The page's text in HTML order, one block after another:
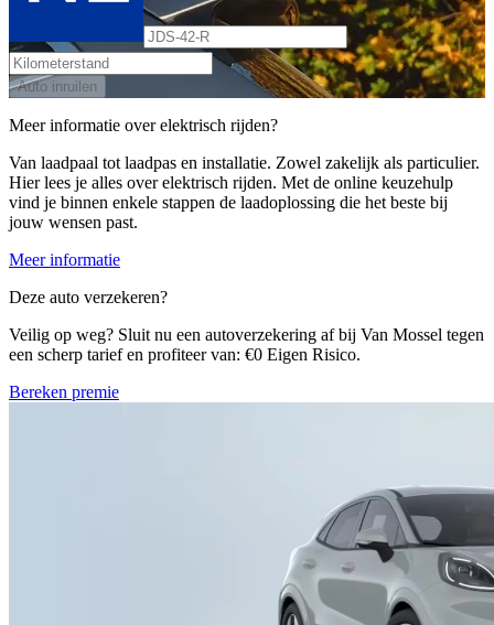
Auto inruilen
Meer informatie over elektrisch rijden?
Van laadpaal tot laadpas en installatie. Zowel zakelijk als particulier.
Hier lees je alles over elektrisch rijden. Met de online keuzehulp
vind je binnen enkele stappen de laadoplossing die het beste bij
jouw wensen past.
Meer informatie
Deze auto verzekeren?
Veilig op weg? Sluit nu een autoverzekering af bij Van Mossel tegen
een scherp tarief en profiteer van: €0 Eigen Risico.
Bereken premie